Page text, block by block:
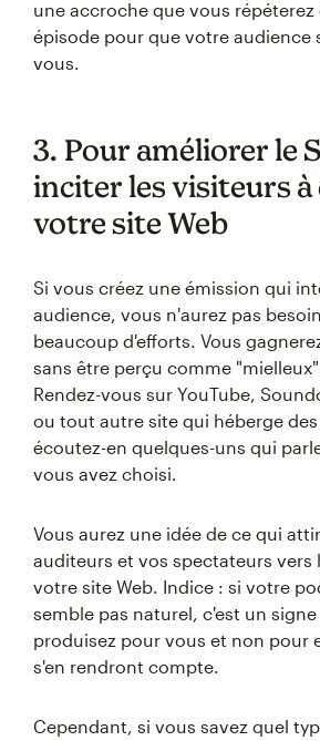
une accroche que vous
épisode pour que votre audience
vous.
3. Pour améliorer le
inciter les visiteurs
votre site Web
Si vous créez une émission qui
audience, vous n'aurez pas
beaucoup d'efforts. Vous
sans être perçu comme
Rendez-vous sur YouTube,
ou tout autre site qui héberge
écoutez-en quelques-uns qui
vous avez choisi.
Vous aurez une idée de ce qui
auditeurs et vos spectateurs vers
votre site Web. Indice : si votre
semble pas naturel, c'est un
produisez pour vous et non pour
s'en rendront compte.
Cependant, si vous savez quel